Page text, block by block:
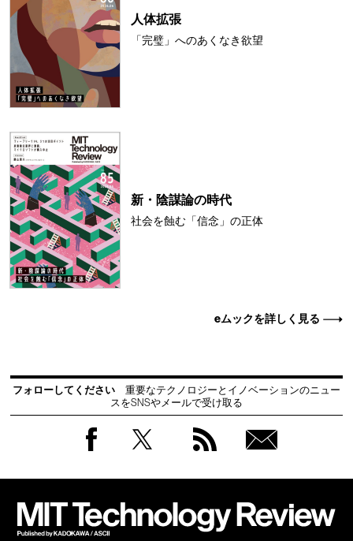
人体拡張
「完璧」へのあくなき欲望
新・陰謀論の時代
社会を蝕む「信念」の正体
eムックを詳しく見る
フォローしてください
重要なテクノロジーとイノベーションのニュー
スをSNSやメールで受け取る